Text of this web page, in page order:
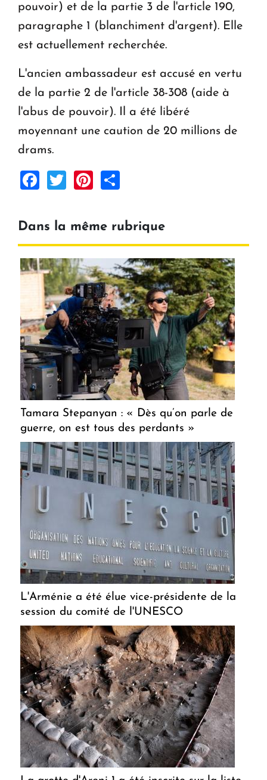
pouvoir) et de la partie 3 de l'article 190,
paragraphe 1 (blanchiment d'argent). Elle
est actuellement recherchée.
L'ancien ambassadeur est accusé en vertu
de la partie 2 de l'article 38-308 (aide à
l'abus de pouvoir). Il a été libéré
moyennant une caution de 20 millions de
drams.
Facebook
TwitterPinterest
Dans la même rubrique
Tamara Stepanyan : « Dès qu’on parle de
guerre, on est tous des perdants »
L'Arménie a été élue vice-présidente de la
session du comité de l'UNESCO